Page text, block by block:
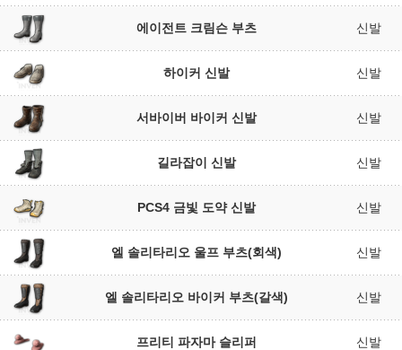
에이전트 크림슨 부츠 신발
하이커 신발 신발
서바이버 바이커 신발 신발
길라잡이 신발 신발
PCS4 금빛 도약 신발 신발
엘 솔리타리오 울프 부츠(회색) 신발
엘 솔리타리오 바이커 부츠(갈색) 신발
프리티 파자마 슬리퍼 신발